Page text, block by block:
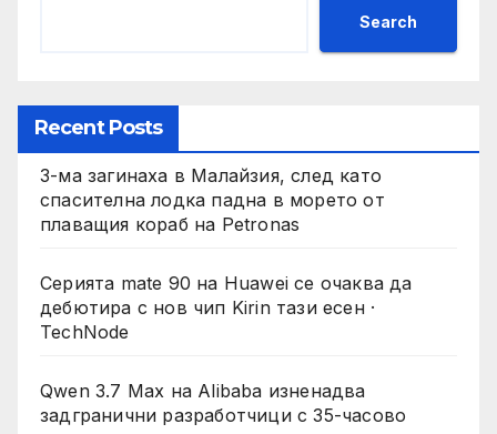
Search
Recent Posts
3-ма загинаха в Малайзия, след като
спасителна лодка падна в морето от
плаващия кораб на Petronas
Серията mate 90 на Huawei се очаква да
дебютира с нов чип Kirin тази есен ·
TechNode
Qwen 3.7 Max на Alibaba изненадва
задгранични разработчици с 35-часово